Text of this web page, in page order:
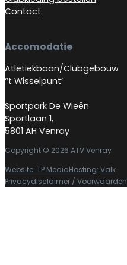
Contact
Accomodatie
Atletiekbaan/Clubgebouw
‘’t Wisselpunt’
Sportpark De Wieën
Sportlaan 1,
5801 AH Venray
Copyright © 2026 ATV Venray
Website: TP MediaHosting: Valk
Privacydisclaimer / Voorwaarden